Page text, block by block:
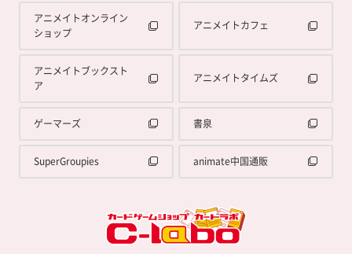
アニメイトオンライン
ショップ
アニメイトカフェ
アニメイトブックスト
ア
アニメイトタイムズ
ゲーマーズ 書泉
SuperGroupies animate中国通販